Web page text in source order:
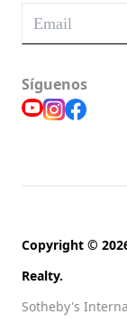
Síguenos
Copyright ©
Realty.
Sotheby's